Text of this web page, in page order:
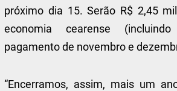
próximo dia 15. Serão R$ 2,45
economia cearense
pagamento de novembro e
“Encerramos, assim, mais um